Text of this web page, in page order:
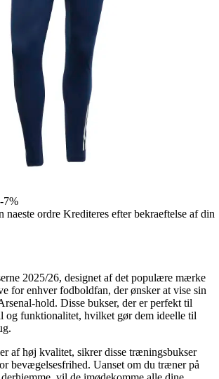
-7%
naeste ordre Krediteres efter bekraeftelse af din
2025/26, designet af det populære mærke
for enhver fodboldfan, der ønsker at vise sin
hold. Disse bukser, der er perfekt til
og funktionalitet, hvilket gør dem ideelle til
af høj kvalitet, sikrer disse træningsbukser
bevægelsesfrihed. Uanset om du træner på